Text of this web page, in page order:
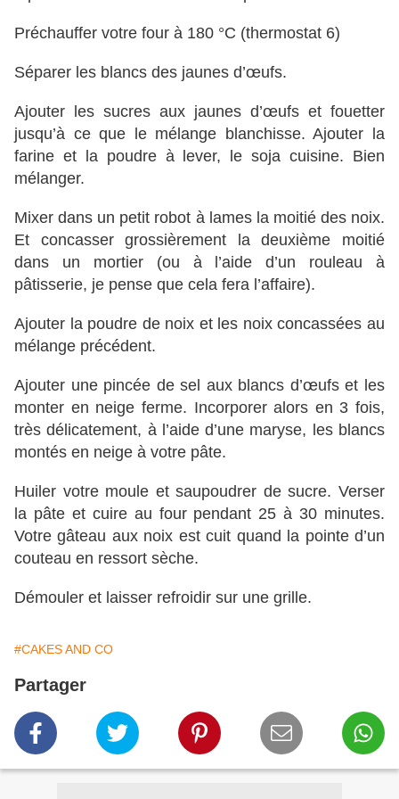
Préchauffer votre four à 180 °C (thermostat 6)
Séparer les blancs des jaunes d’œufs.
Ajouter les sucres aux jaunes d’œufs et fouetter
jusqu’à ce que le mélange blanchisse. Ajouter la
farine et la poudre à lever, le soja cuisine. Bien
mélanger.
Mixer dans un petit robot à lames la moitié des noix.
Et concasser grossièrement la deuxième moitié
dans un mortier (ou à l’aide d’un rouleau à
pâtisserie, je pense que cela fera l’affaire).
Ajouter la poudre de noix et les noix concassées au
mélange précédent.
Ajouter une pincée de sel aux blancs d’œufs et les
monter en neige ferme. Incorporer alors en 3 fois,
très délicatement, à l’aide d’une maryse, les blancs
montés en neige à votre pâte.
Huiler votre moule et saupoudrer de sucre. Verser
la pâte et cuire au four pendant 25 à 30 minutes.
Votre gâteau aux noix est cuit quand la pointe d’un
couteau en ressort sèche.
Démouler et laisser refroidir sur une grille.
#CAKES AND CO
Partager